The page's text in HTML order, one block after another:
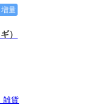
増量
）
雑貨